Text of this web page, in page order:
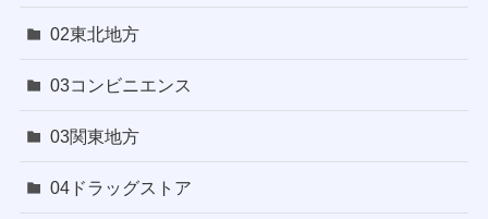
02東北地方
03コンビニエンス
03関東地方
04ドラッグストア